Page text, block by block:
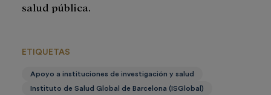
salud pública.
ETIQUETAS
Apoyo a instituciones de investigación y salud
Instituto de Salud Global de Barcelona (ISGlobal)